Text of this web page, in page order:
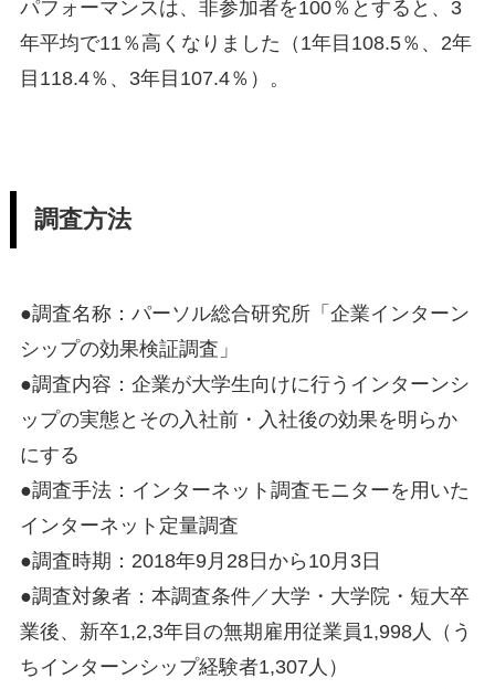
パフォーマンスは、非参加者を100％とすると、3
年平均で11％高くなりました（1年目108.5％、2年
目118.4％、3年目107.4％）。
調査方法
●調査名称：パーソル総合研究所「企業インターン
シップの効果検証調査」
●調査内容：企業が大学生向けに行うインターンシ
ップの実態とその入社前・入社後の効果を明らか
にする
●調査手法：インターネット調査モニターを用いた
インターネット定量調査
●調査時期：2018年9月28日から10月3日
●調査対象者：本調査条件／大学・大学院・短大卒
業後、新卒1,2,3年目の無期雇用従業員1,998人（う
ちインターンシップ経験者1,307人）